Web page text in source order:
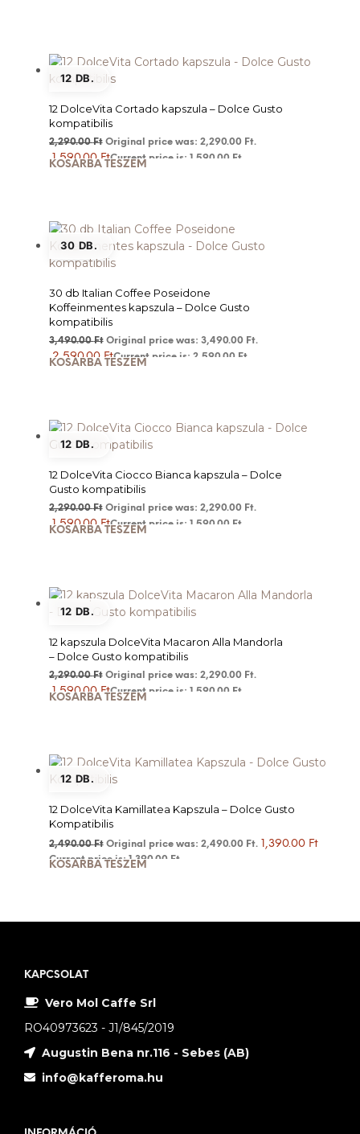
12 DB.
12 DolceVita Cortado kapszula – Dolce Gusto
kompatibilis
2,290.00Ft Original price was: 2,290.00 Ft.
1,590.00FtCurrent price is: 1,590.00 Ft.
KOSÁRBA TESZEM
30 DB.
30 db Italian Coffee Poseidone
Koffeinmentes kapszula – Dolce Gusto
kompatibilis
3,490.00Ft Original price was: 3,490.00 Ft.
2,590.00 FtCurrent price is: 2,590.00 Ft.
KOSÁRBA TESZEM
12 DB.
12 DolceVita Ciocco Bianca kapszula – Dolce
Gusto kompatibilis
2,290.00Ft Original price was: 2,290.00 Ft.
1,590.00FtCurrent price is: 1,590.00 Ft.
KOSÁRBA TESZEM
12 DB.
12 kapszula DolceVita Macaron Alla Mandorla
– Dolce Gusto kompatibilis
2,290.00Ft Original price was: 2,290.00 Ft.
1,590.00FtCurrent price is: 1,590.00 Ft.
KOSÁRBA TESZEM
12 DB.
12 DolceVita Kamillatea Kapszula – Dolce Gusto
Kompatibilis
2,490.00Ft Original price was: 2,490.00 Ft. 1,390.00 Ft
Current price is: 1,390.00 Ft.
KOSÁRBA TESZEM
KAPCSOLAT
Vero Mol Caffe Srl
RO40973623 - J1/845/2019
Augustin Bena nr.116 - Sebes (AB)
info@kafferoma.hu